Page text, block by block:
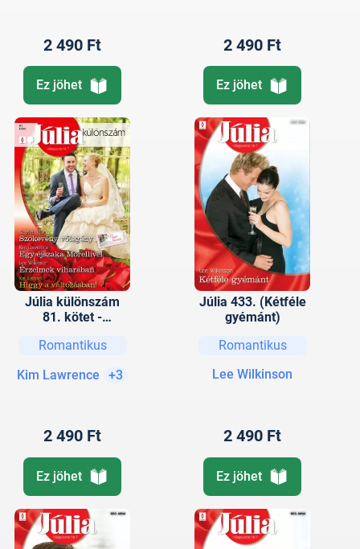
2 490 Ft
Ez jöhet
2 490 Ft
Ez jöhet
Júlia különszám
81. kötet -
vőlegény (Nyári
éjszaka Morellivel,
Romantikus
Kim Lawrence
+3
2 490 Ft
Ez jöhet
Júlia 433. (Kétféle
gyémánt)
Romantikus
Lee Wilkinson
2 490 Ft
Ez jöhet